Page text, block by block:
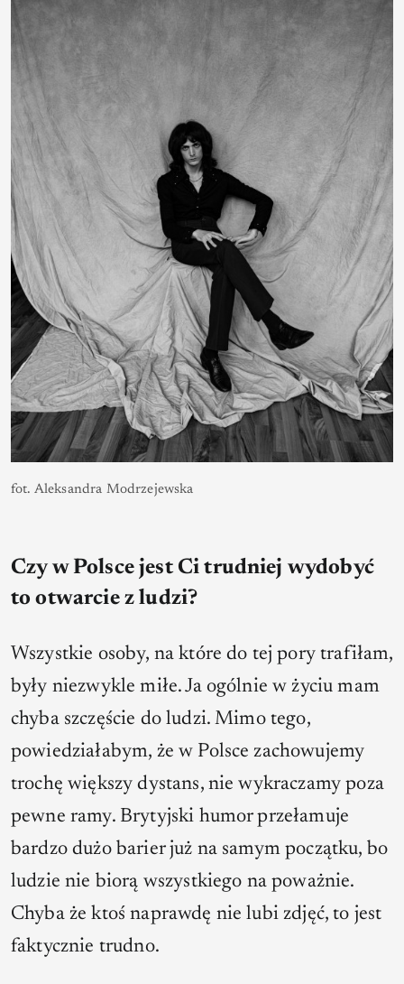
fot. Aleksandra Modrzejewska
Czy w Polsce jest Ci trudniej wydobyć
to otwarcie z ludzi?
Wszystkie osoby, na które do tej pory trafiłam,
były niezwykle miłe. Ja ogólnie w życiu mam
chyba szczęście do ludzi. Mimo tego,
powiedziałabym, że w Polsce zachowujemy
trochę większy dystans, nie wykraczamy poza
pewne ramy. Brytyjski humor przełamuje
bardzo dużo barier już na samym początku, bo
ludzie nie biorą wszystkiego na poważnie.
Chyba że ktoś naprawdę nie lubi zdjęć, to jest
faktycznie trudno.